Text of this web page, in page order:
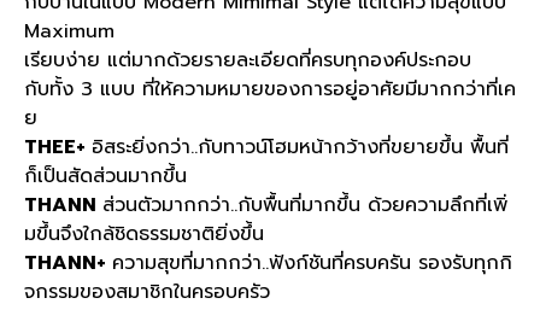
Maximum
เรียบง่าย แต่มากด้วยรายละเอียดที่ครบทุกองค์ประกอบ
กับทั้ง 3 แบบ ที่ให้ความหมายของการอยู่อาศัยมีมากกว่าที่เค
ย
THEE+ อิสระยิ่งกว่า..กับทาวน์โฮมหน้ากว้างที่ขยายขึ้น พื้นที่
ก็เป็นสัดส่วนมากขึ้น
THANN ส่วนตัวมากกว่า..กับพื้นที่มากขึ้น ด้วยความลึกที่เพิ่
มขึ้นจึงใกล้ชิดธรรมชาติยิ่งขึ้น
THANN+ ความสุขที่มากกว่า..ฟังก์ชันที่ครบครัน รองรับทุกกิ
จกรรมของสมาชิกในครอบครัว